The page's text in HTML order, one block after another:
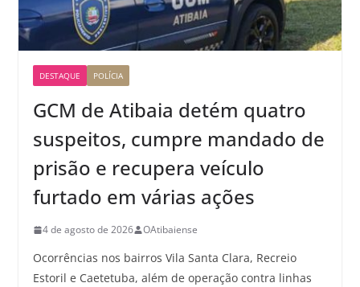
DESTAQUE POLÍCIA
GCM de Atibaia detém quatro
suspeitos, cumpre mandado de
prisão e recupera veículo
furtado em várias ações
4 de agosto de 2026 OAtibaiense
Ocorrências nos bairros Vila Santa Clara, Recreio
Estoril e Caetetuba, além de operação contra linhas